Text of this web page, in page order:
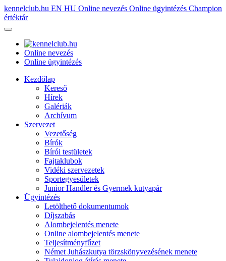
kennelclub.hu EN HU Online nevezés Online ügyintézés Champion
értéktár
Online nevezés
Online ügyintézés
Kezdőlap
Kereső
Hírek
Galériák
Archívum
Szervezet
Vezetőség
Bírók
Bírói testületek
Fajtaklubok
Vidéki szervezetek
Sportegyesületek
Junior Handler és Gyermek kutyapár
Ügyintézés
Letölthető dokumentumok
Díjszabás
Alombejelentés menete
Online alombejelentés menete
Teljesítményfűzet
Német Juhászkutya törzskönyvezésének menete